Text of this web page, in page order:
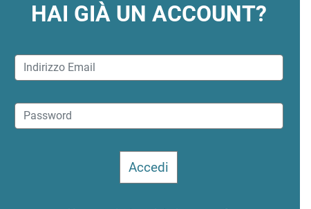
HAI GIÀ UN ACCOUNT?